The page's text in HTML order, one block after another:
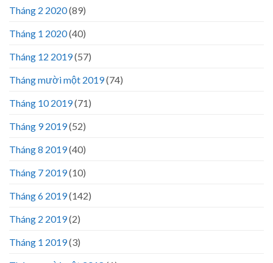
Tháng 2 2020(89)
Tháng 1 2020(40)
Tháng 12 2019(57)
Tháng mười một 2019(74)
Tháng 10 2019(71)
Tháng 9 2019(52)
Tháng 8 2019(40)
Tháng 7 2019(10)
Tháng 6 2019(142)
Tháng 2 2019(2)
Tháng 1 2019(3)